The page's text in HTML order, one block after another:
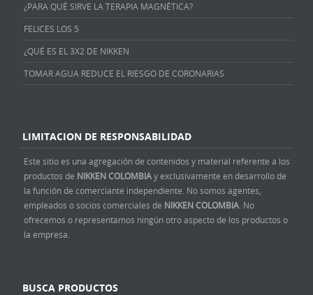
¿PARA QUÉ SIRVE LA TERAPIA MAGNÉTICA?
FELICES LOS 5
¿QUÉ ES EL 3X2 DE NIKKEN
TOMAR AGUA REDUCE EL RIESGO DE CORONARIAS
LIMITACION DE RESPONSABILIDAD
Este sitio es una agregación de contenidos y material referente a los
productos de NIKKEN COLOMBIAy exclusivamente en desarrollo de
la función de comerciante independiente. No somos agentes,
empleados o socios comerciales de NIKKEN COLOMBIA. No
ofrecemos o representamos ningún otro aspecto de los productos o
la empresa.
BUSCA PRODUCTOS